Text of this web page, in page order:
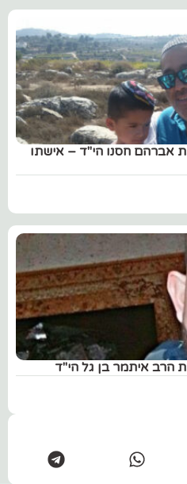
חסנו הי"ד – אישתו
איתמר בן גל הי"ד